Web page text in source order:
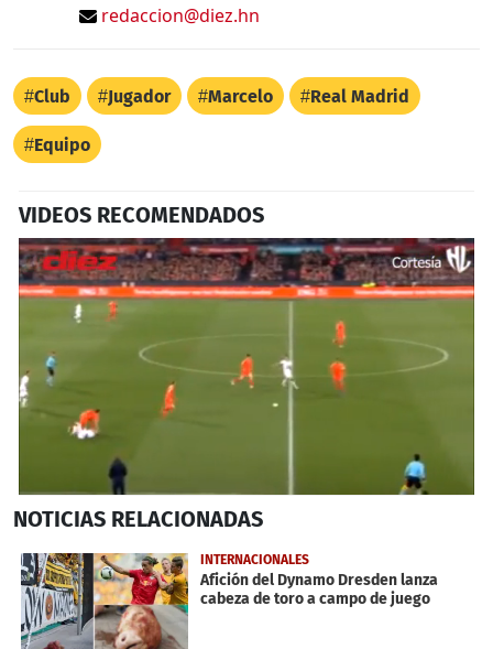
redaccion@diez.hn
Club Jugador Marcelo Real Madrid
Equipo
VIDEOS RECOMENDADOS
seconds
1
minute,
36
seconds
NOTICIAS RELACIONADAS
INTERNACIONALES
Afición del Dynamo Dresden lanza
cabeza de toro a campo de juego